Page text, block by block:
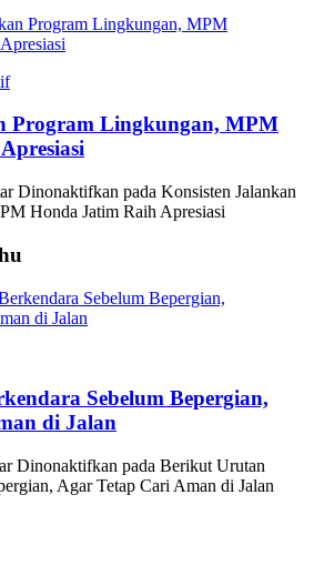
Program Lingkungan, MPM
Dinonaktifkan pada Konsisten Jalankan
Honda Jatim Raih Apresiasi
Sebelum Bepergian,
di Jalan
Dinonaktifkan pada Berikut Urutan
Agar Tetap Cari Aman di Jalan